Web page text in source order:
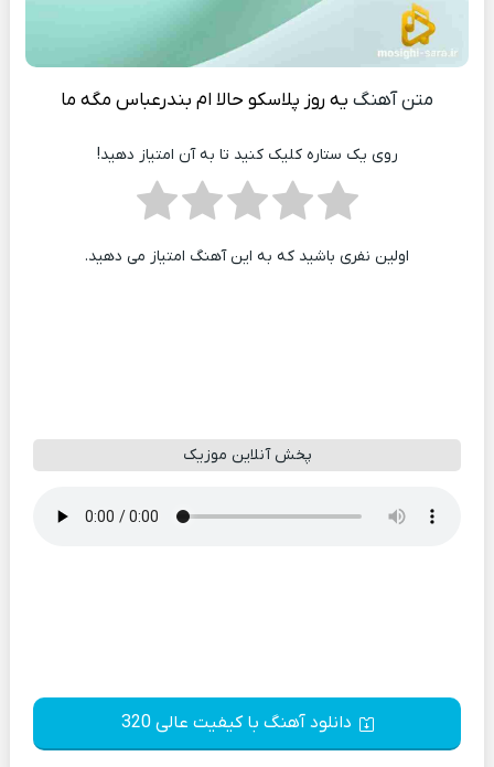
متن آهنگ یه روز پلاسکو حالا ام بندرعباس مگه ما
روی یک ستاره کلیک کنید تا به آن امتیاز دهید!
اولین نفری باشید که به این آهنگ امتیاز می دهید.
پخش آنلاین موزیک
دانلود آهنگ با کیفیت عالی 320